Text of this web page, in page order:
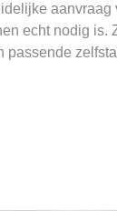
aanvraag
echt nodig is.
passende